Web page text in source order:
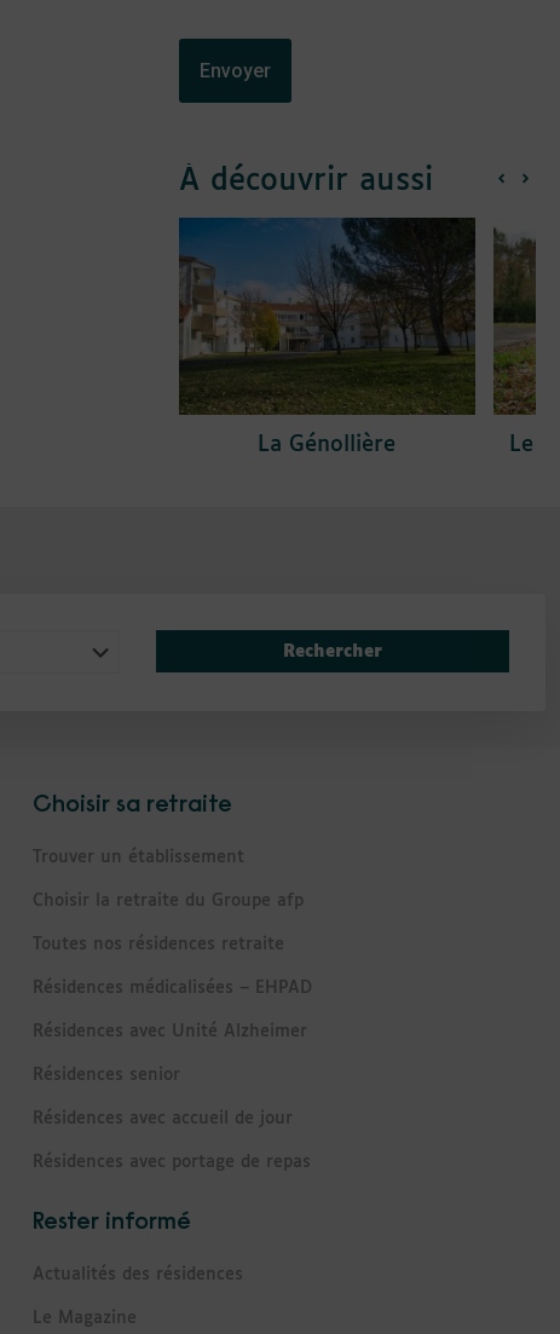
À découvrir aussi
La Génollière Le
Rechercher
Choisir sa retraite
Trouver un établissement
Choisir la retraite du Groupe afp
Toutes nos résidences retraite
Résidences médicalisées – EHPAD
Résidences avec Unité Alzheimer
Résidences senior
Résidences avec accueil de jour
Résidences avec portage de repas
Rester informé
Actualités des résidences
Le Magazine